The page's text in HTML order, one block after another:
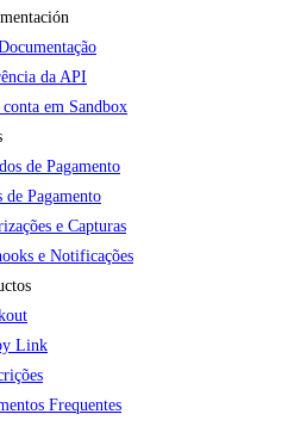
da API
em Sandbox
de Pagamento
de Pagamento
e Capturas
e Notificações
Link
Frequentes